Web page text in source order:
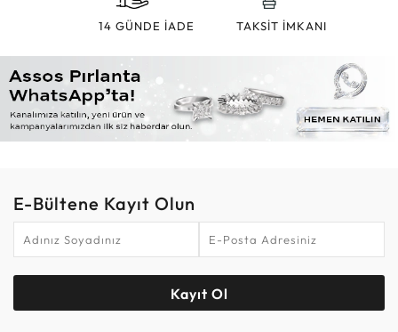
14 GÜNDE İADE TAKSİT İMKANI
E-Bültene Kayıt Olun
Kayıt Ol